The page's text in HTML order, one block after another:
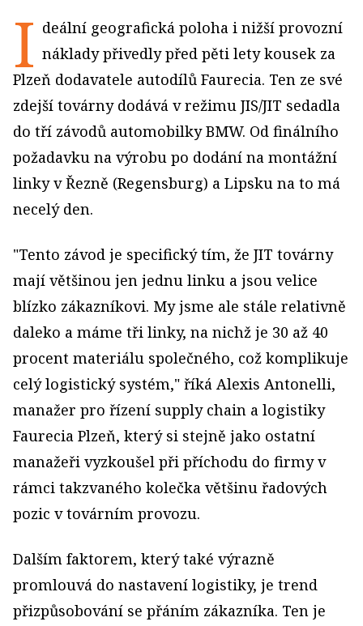
I deální geografická poloha i nižší provozní
náklady přivedly před pěti lety kousek za
Plzeň dodavatele autodílů Faurecia. Ten ze své
zdejší továrny dodává v režimu JIS/JIT sedadla
do tří závodů automobilky BMW. Od finálního
požadavku na výrobu po dodání na montážní
linky v Řezně (Regensburg) a Lipsku na to má
necelý den.
"Tento závod je specifický tím, že JIT továrny
mají většinou jen jednu linku a jsou velice
blízko zákazníkovi. My jsme ale stále relativně
daleko a máme tři linky, na nichž je 30 až 40
procent materiálu společného, což komplikuje
celý logistický systém," říká Alexis Antonelli,
manažer pro řízení supply chain a logistiky
Faurecia Plzeň, který si stejně jako ostatní
manažeři vyzkoušel při příchodu do firmy v
rámci takzvaného kolečka většinu řadových
pozic v továrním provozu.
Dalším faktorem, který také výrazně
promlouvá do nastavení logistiky, je trend
přizpůsobování se přáním zákazníka. Ten je